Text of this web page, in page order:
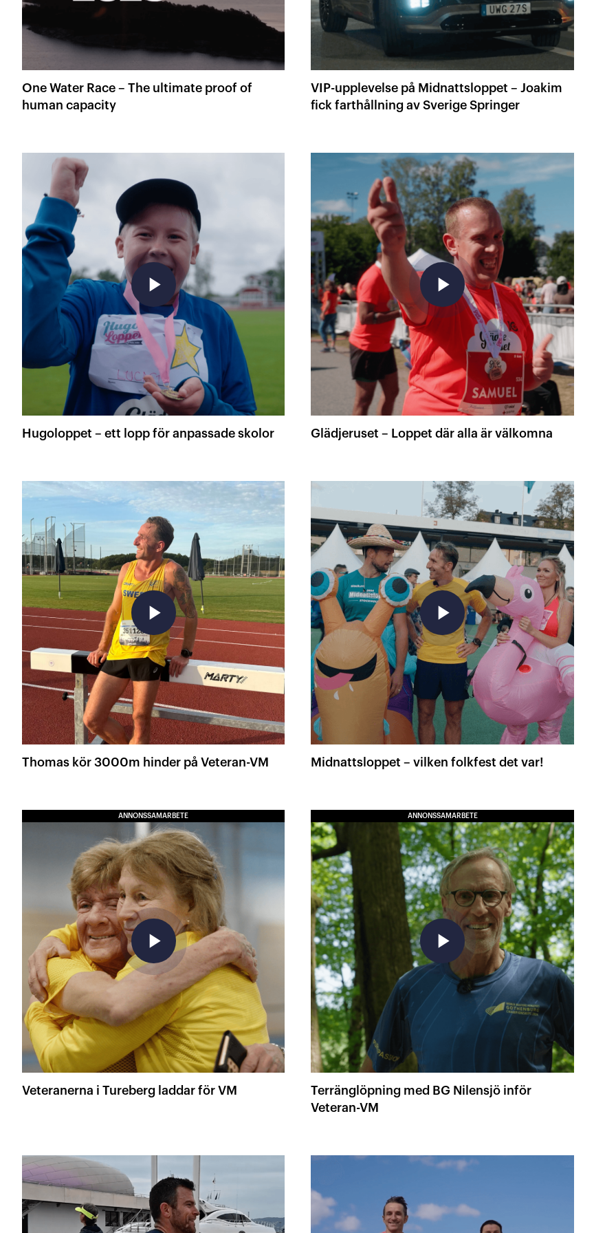
One Water Race – The ultimate proof of
human capacity
VIP-upplevelse på Midnattsloppet – Joakim
fick farthållning av Sverige Springer
play_arrow
Hugoloppet – ett lopp för anpassade skolor
play_arrow
Glädjeruset – Loppet där alla är välkomna
play_arrow
Thomas kör 3000m hinder på Veteran-VM
play_arrow
Midnattsloppet – vilken folkfest det var!
ANNONSSAMARBETE
play_arrow
Veteranerna i Tureberg laddar för VM
ANNONSSAMARBETE
play_arrow
Terränglöpning med BG Nilensjö inför
Veteran-VM